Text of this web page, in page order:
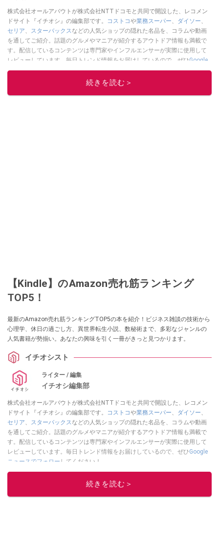
株式会社オールアバウトが株式会社NTTドコモと共同で開設した、レコメン
ドサイト『イチオシ』の編集部です。
コストコや業務スーパー、 ダイソー、
セリア、 スターバックスなどの人気ショップの隠れた名品を、コラムや動画
を通してご紹介。話題のグルメやマニアが紹介するアウトドア情報も満載で
す。配信しているコンテンツは専門家やインフルエンサーが実際に使用して
レビューしています。毎日トレンド情報をお届けしているので、ぜひGoogle
ニュースでフォローしてください！
このイチオシストの他の記事を読む
続きを読む＞
【Kindle】のAmazon売れ筋ランキング
TOP5！
最新のAmazon売れ筋ランキングTOP5の本を紹介！ビジネス雑談の技術から
心理学、休日の過ごし方、異世界転生小説、数秘術まで、多彩なジャンルの
人気書籍が勢揃い。あなたの興味を引く一冊がきっと見つかります。
イチオシスト
ライター / 編集
イチオシ編集部
株式会社オールアバウトが株式会社NTTドコモと共同で開設した、レコメン
ドサイト『イチオシ』の編集部です。
コストコや業務スーパー、 ダイソー、
セリア、 スターバックスなどの人気ショップの隠れた名品を、コラムや動画
を通してご紹介。話題のグルメやマニアが紹介するアウトドア情報も満載で
す。配信しているコンテンツは専門家やインフルエンサーが実際に使用して
レビューしています。毎日トレンド情報をお届けしているので、ぜひGoogle
ニュースでフォロー してください！
続きを読む＞